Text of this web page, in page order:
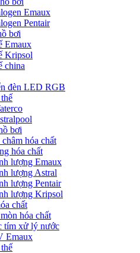
Emaux
Pentair
bơi
Emaux
Kripsol
china
đèn LED RGB
bơi
hóa chất
hóa chất
lượng Emaux
lượng Astral
lượng Pentair
lượng Kripsol
chất
hóa chất
tím xử lý nước
Emaux